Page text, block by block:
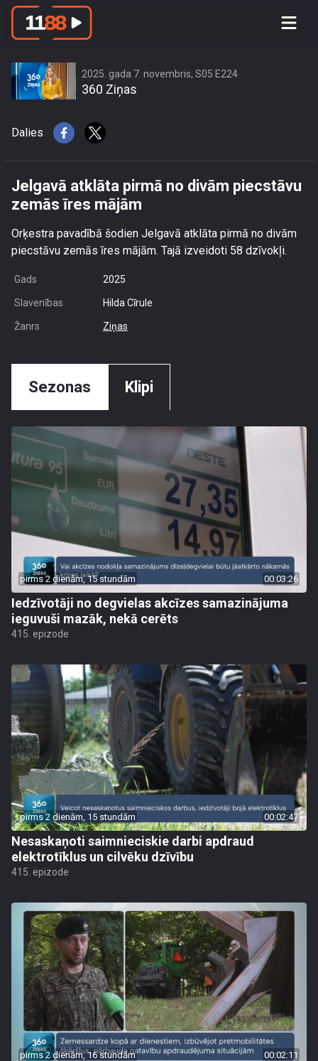
Jelgavā atklāta pirmā no divām
2025. gada 7. novembris, S05 E224
360 Ziņas
Dalies
Jelgavā atklāta pirmā no divām piecstāvu
zemās īres mājām
Orķestra pavadībā šodien Jelgavā atklāta pirmā no divām
piecstāvu zemās īres mājām. Tajā izveidoti 58 dzīvokļi.
Gads 2025
Slavenības Hilda Cīrule
Žanrs Ziņas
Sezonas Klipi
pirms 2 dienām, 15 stundām 00:03:26
Iedzīvotāji no degvielas akcīzes samazinājuma
ieguvuši mazāk, nekā cerēts
415. epizode
pirms 2 dienām, 15 stundām 00:02:47
Nesaskaņoti saimnieciskie darbi apdraud
elektrotīklus un cilvēku dzīvību
415. epizode
pirms 2 dienām, 16 stundām 00:02:11